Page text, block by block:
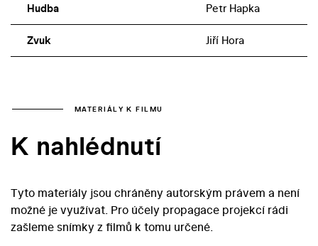
Hudba Petr Hapka
Zvuk Jiří Hora
MATERIÁLY K FILMU
K nahlédnutí
Tyto materiály jsou chráněny autorským právem a není
možné je využívat. Pro účely propagace projekcí rádi
zašleme snímky z filmů k tomu určené.